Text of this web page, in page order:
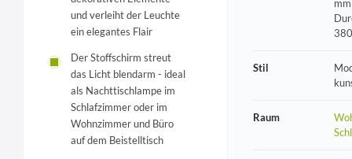
und verleiht der Leuchte
ein elegantes Flair
Der Stoffschirm streut
das Licht blendarm - ideal
als Nachttischlampe im
Schlafzimmer oder im
Wohnzimmer und Büro
auf dem Beistelltisch
Stil
Raum